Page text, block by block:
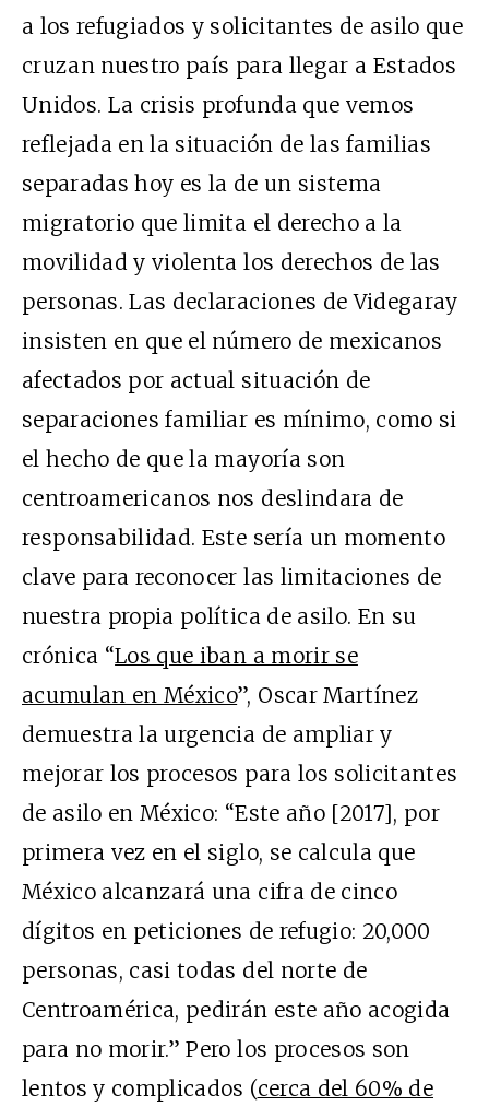
a los refugiados y solicitantes de asilo que
cruzan nuestro país para llegar a Estados
Unidos. La crisis profunda que vemos
reflejada en la situación de las familias
separadas hoy es la de un sistema
migratorio que limita el derecho a la
movilidad y violenta los derechos de las
personas. Las declaraciones de Videgaray
insisten en que el número de mexicanos
afectados por actual situación de
separaciones familiar es mínimo, como si
el hecho de que la mayoría son
centroamericanos nos deslindara de
responsabilidad. Este sería un momento
clave para reconocer las limitaciones de
nuestra propia política de asilo. En su
crónica “Los que iban a morir se
acumulan en México”, Oscar Martínez
demuestra la urgencia de ampliar y
mejorar los procesos para los solicitantes
de asilo en México: “Este año [2017], por
primera vez en el siglo, se calcula que
México alcanzará una cifra de cinco
dígitos en peticiones de refugio: 20,000
personas, casi todas del norte de
Centroamérica, pedirán este año acogida
para no morir.” Pero los procesos son
lentos y complicados (cerca del 60% de